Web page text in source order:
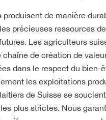
produisent de manière
précieuses ressources
Les agriculteurs
chaîne de création de
dans le respect du bien-
les exploitations
de Suisse se
plus strictes. Nous